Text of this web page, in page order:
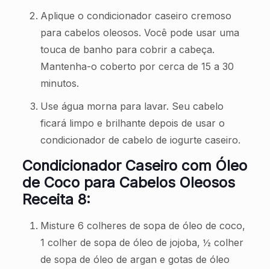
Aplique o condicionador caseiro cremoso
para cabelos oleosos. Você pode usar uma
touca de banho para cobrir a cabeça.
Mantenha-o coberto por cerca de 15 a 30
minutos.
Use água morna para lavar. Seu cabelo
ficará limpo e brilhante depois de usar o
condicionador de cabelo de iogurte caseiro.
Condicionador Caseiro com Óleo
de Coco para Cabelos Oleosos
Receita 8:
Misture 6 colheres de sopa de óleo de coco,
1 colher de sopa de óleo de jojoba, ½ colher
de sopa de óleo de argan e gotas de óleo